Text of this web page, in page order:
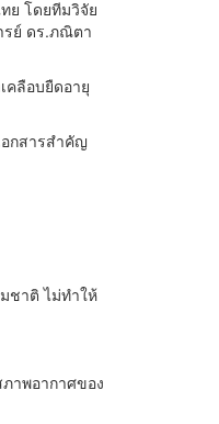
ย โดยทีมวิจัย
รย์ ดร.ภณิตา
คลือบยืดอายุ
กสารสำคัญ
ชาติ ไม่ทำให้
าพอากาศของ